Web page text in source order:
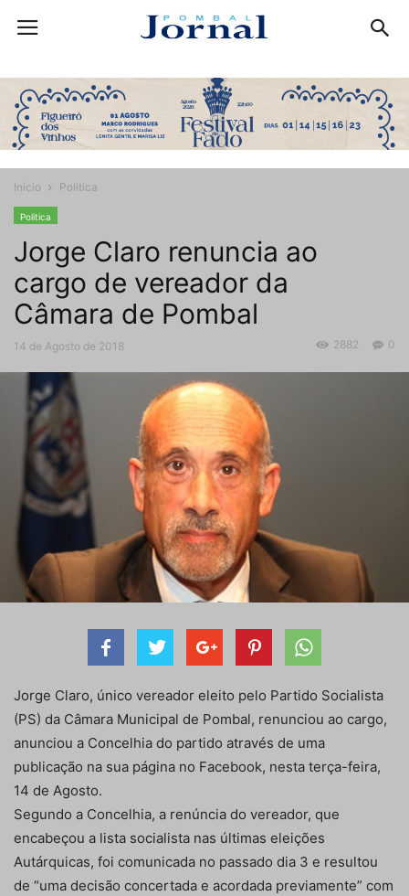
Início Politica
Politica
Jorge Claro renuncia ao
cargo de vereador da
Câmara de Pombal
14 de Agosto de 2018 0
2882
Jorge Claro, único vereador eleito pelo Partido Socialista
(PS) da Câmara Municipal de Pombal, renunciou ao cargo,
anunciou a Concelhia do partido através de uma
publicação na sua página no Facebook, nesta terça-feira,
14 de Agosto.
Segundo a Concelhia, a renúncia do vereador, que
encabeçou a lista socialista nas últimas eleições
Autárquicas, foi comunicada no passado dia 3 e resultou
de “uma decisão concertada e acordada previamente” com